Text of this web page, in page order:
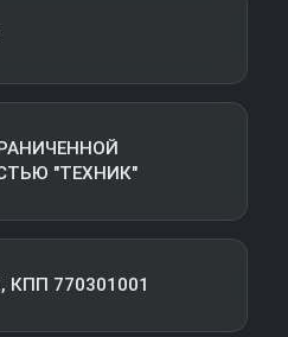
"ТЕХНИК"
КПП 770301001